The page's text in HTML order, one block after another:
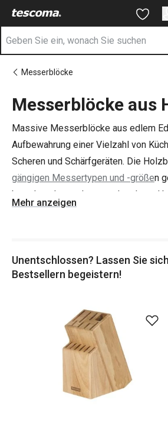
Sie befinden sich auf der Messerblöcke
Zum Hauptinhalt
Zur Suche
Zur Navigation
Messerblöcke
Messerblöcke aus
Massive Messerblöcke aus edlem
Aufbewahrung einer Vielzahl von
Scheren und Schärfgeräten. Die
gängigen Messertypen und -größen
bewahren kurze, lange, schmale und
sicher auf.
Sie richtig zugreifen! Wir bieten auch
oderHängeschienenan. Rüsten Sie
Mehr anzeigen
Unentschlossen? Lassen Sie
Bestsellern begeistern!